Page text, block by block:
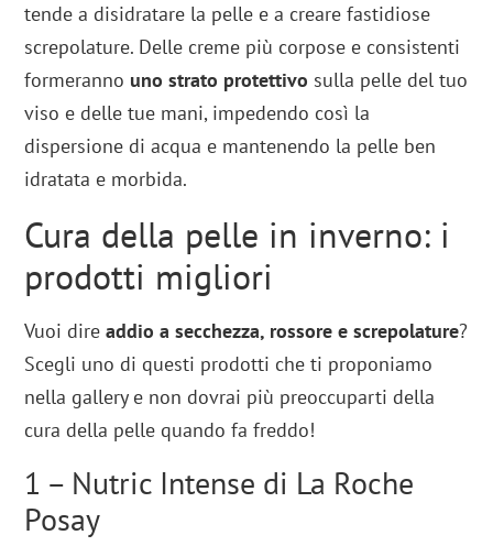
tende a disidratare la pelle e a creare fastidiose
screpolature. Delle creme più corpose e consistenti
formeranno uno strato protettivo sulla pelle del tuo
viso e delle tue mani, impedendo così la
dispersione di acqua e mantenendo la pelle ben
idratata e morbida.
Cura della pelle in inverno: i
prodotti migliori
Vuoi direaddio a secchezza, rossore e screpolature?
Scegli uno di questi prodotti che ti proponiamo
nella gallery e non dovrai più preoccuparti della
cura della pelle quando fa freddo!
1 – Nutric Intense di La Roche
Posay